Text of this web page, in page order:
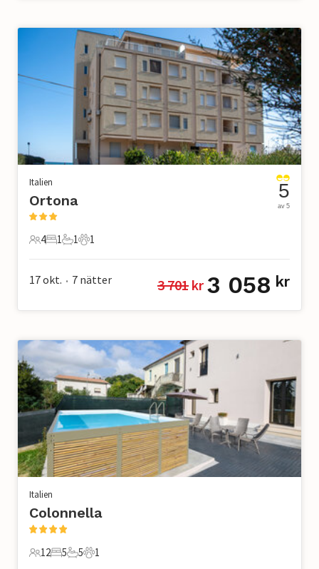
Italien
Ortona
4 Gäster
4
1 Sovrum
1
1 Badrum
1
1 Husdjur
1
5
av 5
17 okt. • 7 nätter 3 701 kr 3 058 kr
Italien
Colonnella
12 Gäster
12
5 Sovrum
5
5 Badrum
5
1 Husdjur
1